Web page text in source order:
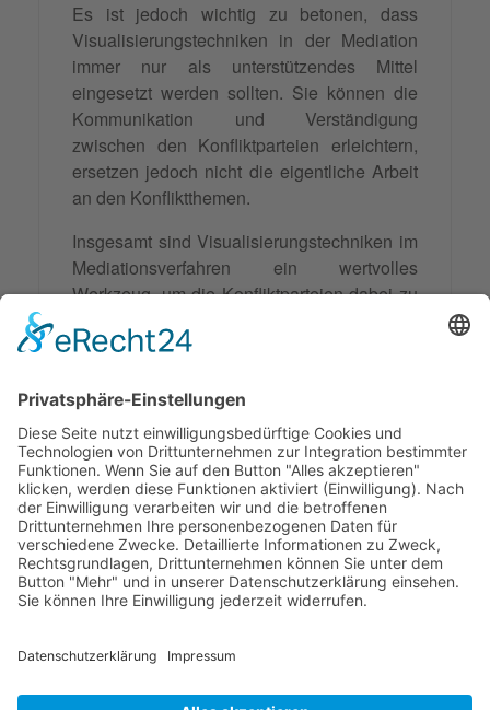
Es ist jedoch wichtig zu betonen, dass
Visualisierungstechniken in der Mediation
immer nur als unterstützendes Mittel
eingesetzt werden sollten. Sie können die
Kommunikation und Verständigung
zwischen den Konfliktparteien erleichtern,
ersetzen jedoch nicht die eigentliche Arbeit
an den Konfliktthemen.
Insgesamt sind Visualisierungstechniken im
Mediationsverfahren ein wertvolles
Werkzeug, um die Konfliktparteien dabei zu
Bedürfnisse klarer zu erkennen und
finden. Sie tragen dazu bei, dass die
Konfliktparteien aufAugenhöhemiteinander
kommunizieren und somit eineWin-Win-
Situationerreicht werden kann.
© 2026 Frank Hartung Ihr Mediator bei Konflikten in Familie,